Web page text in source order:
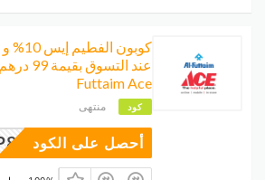
كوبون
Futtaim Ace
كود منتهى
أحصل على الكود